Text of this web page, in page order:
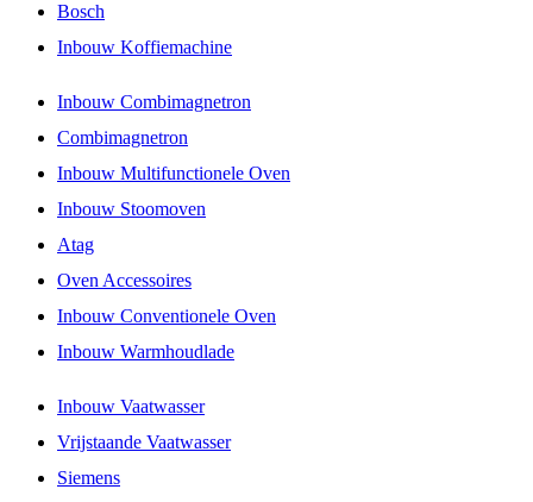
Bosch
Inbouw Koffiemachine
Inbouw Combimagnetron
Combimagnetron
Inbouw Multifunctionele Oven
Inbouw Stoomoven
Atag
Oven Accessoires
Inbouw Conventionele Oven
Inbouw Warmhoudlade
Inbouw Vaatwasser
Vrijstaande Vaatwasser
Siemens